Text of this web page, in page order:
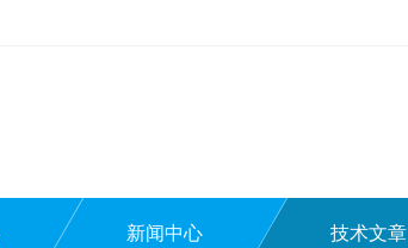
新闻中心 技术文章